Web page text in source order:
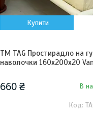
Купити
ТМ TAG Простирадло на
наволочки 160х200х20
660 ₴ В